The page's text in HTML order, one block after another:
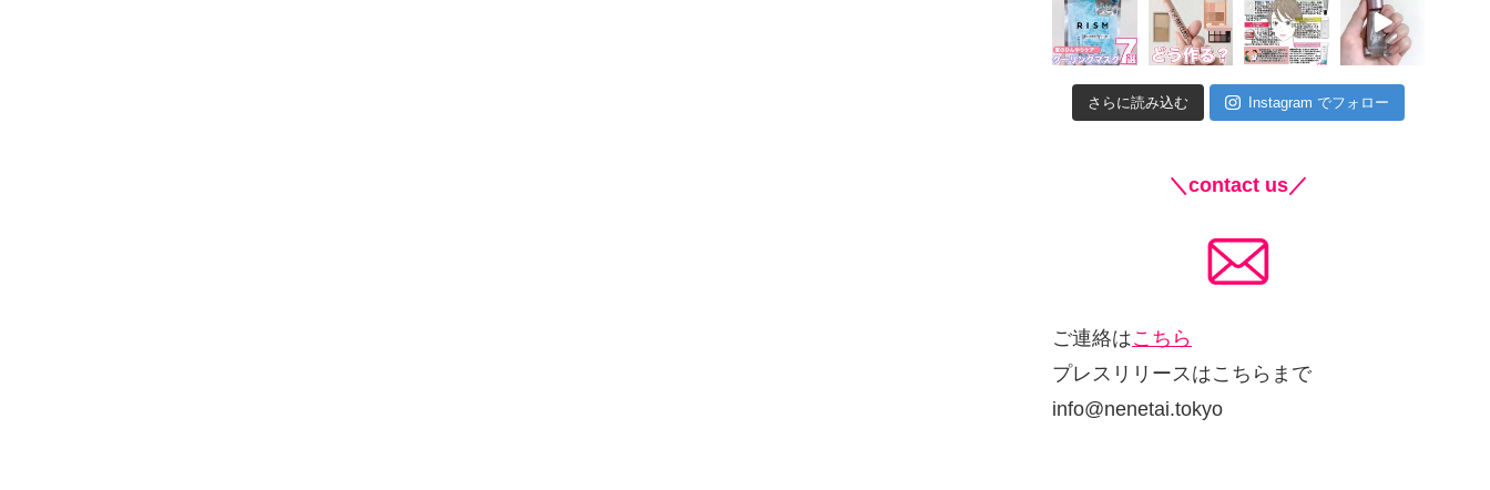
さらに読み込む Instagram でフォロー
＼contact us／
ご連絡はこちら
プレスリリースはこちらまで
info@nenetai.tokyo